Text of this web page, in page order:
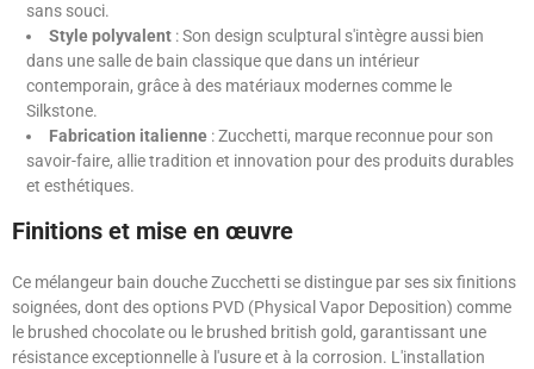
sans souci.
Style polyvalent : Son design sculptural s'intègre aussi bien
dans une salle de bain classique que dans un intérieur
contemporain, grâce à des matériaux modernes comme le
Silkstone.
Fabrication italienne : Zucchetti, marque reconnue pour son
savoir-faire, allie tradition et innovation pour des produits durables
et esthétiques.
Finitions et mise en œuvre
Ce mélangeur bain douche Zucchetti se distingue par ses six finitions
soignées, dont des options PVD (Physical Vapor Deposition) comme
le brushed chocolate ou le brushed british gold, garantissant une
résistance exceptionnelle à l'usure et à la corrosion. L'installation